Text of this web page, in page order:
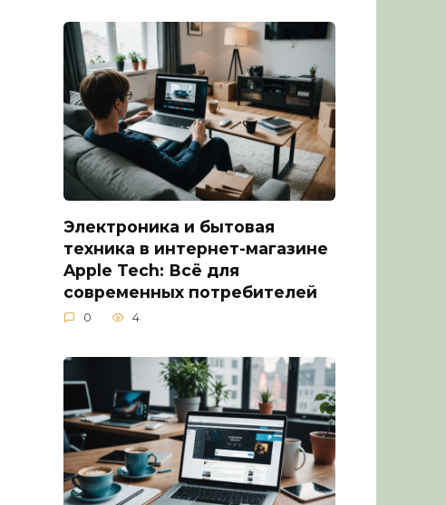
Электроника и бытовая
техника в интернет-магазине
Apple Tech: Всё для
современных потребителей
0 4